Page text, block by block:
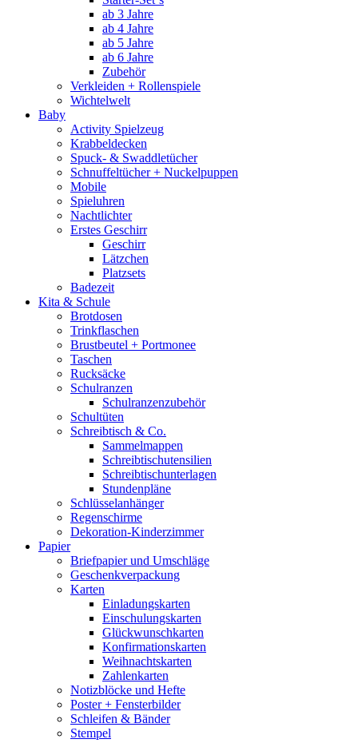
ab 3 Jahre
ab 4 Jahre
ab 5 Jahre
ab 6 Jahre
Zubehör
Verkleiden + Rollenspiele
Wichtelwelt
Baby
Activity Spielzeug
Krabbeldecken
Spuck- & Swaddletücher
Schnuffeltücher + Nuckelpuppen
Mobile
Spieluhren
Nachtlichter
Erstes Geschirr
Geschirr
Lätzchen
Platzsets
Badezeit
Kita & Schule
Brotdosen
Trinkflaschen
Brustbeutel + Portmonee
Taschen
Rucksäcke
Schulranzen
Schulranzenzubehör
Schultüten
Schreibtisch & Co.
Sammelmappen
Schreibtischutensilien
Schreibtischunterlagen
Stundenpläne
Schlüsselanhänger
Regenschirme
Dekoration-Kinderzimmer
Papier
Briefpapier und Umschläge
Geschenkverpackung
Karten
Einladungskarten
Einschulungskarten
Glückwunschkarten
Konfirmationskarten
Weihnachtskarten
Zahlenkarten
Notizblöcke und Hefte
Poster + Fensterbilder
Schleifen & Bänder
Stempel